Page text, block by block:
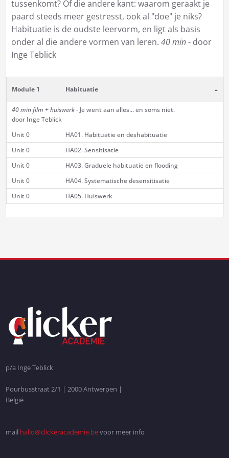
tussenkomt? Of die andere kant: waarom geraakt je
paard steeds meer gestresst, ook al "doe" je niks?
Habituatie is de oudste leervorm, en ligt als basis
onder al die andere vormen van leren. 40 min- door
Inge Teblick
Module 1 Habituatie -
40 min film + huiswerk- Je went aan alles... en soms niet.
door Inge Teblick
Unit 0
HA01. Habituatie en deshabituatie
Unit 0
HA02. Sensitisatie
Unit 0
HA03. Graduele habituatie en flooding
Unit 0
HA04. Systematische desensitisatie
Unit 0
HA05. Huiswerk
p/a Inge Teblick
Pourbusstraat 2/1 | 2000 Antwerpen |
België
mail hallo@clickeracademie.bevoor meer info